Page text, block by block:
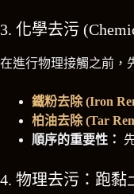
3. 化學去污
在進行物理接觸之前，
鐵粉去除 (Iron
柏油去除 (Tar
順序的重要性：
4. 物理去污：跑黏